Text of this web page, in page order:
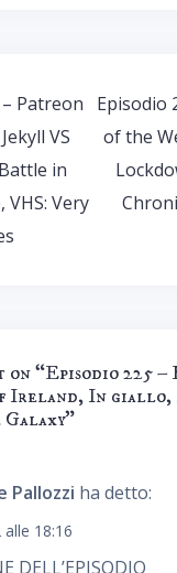
Patreon
VS
in
VHS: Very
Episodio
of the
on “Episodio 225
Ireland, In giallo,
”
Pallozzi ha detto:
18:16
DELL’EPISODIO